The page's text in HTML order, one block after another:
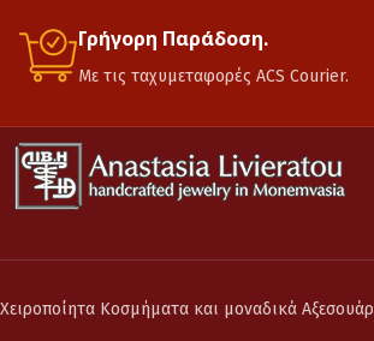
Γρήγορη Παράδοση.
Με τις ταχυμεταφορές ACS Courier.
Χειροποίητα Κοσμήματα και μοναδικά Αξεσουάρ